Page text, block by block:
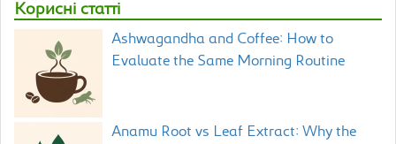
Корисні статті
Ashwagandha and Coffee: How to
Evaluate the Same Morning Routine
Anamu Root vs Leaf Extract: Why the